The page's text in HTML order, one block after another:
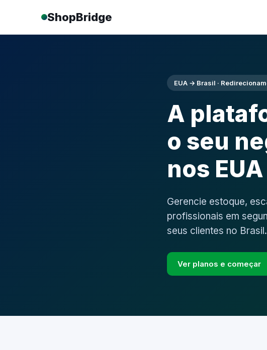
ShopBridge
EUA → Brasil ·
A
o seu
nos EUA
Gerencie estoque,
profissionais em
seus clientes no Brasil.
Ver planos e começar